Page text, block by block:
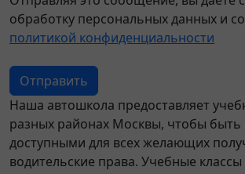
обработку персональных данных и
политикой конфиденциальности
Наша автошкола предоставляет
разных районах Москвы, чтобы
доступными для всех желающих
водительские права. Учебные